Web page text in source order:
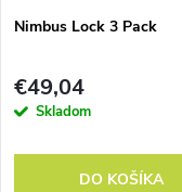
Nimbus Lock 3 Pack
€49,04
Skladom
DO KOŠÍKA